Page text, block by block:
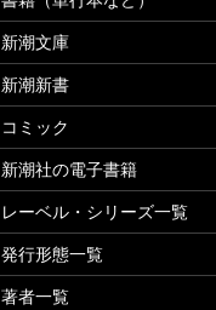
新潮文庫
新潮新書
コミック
新潮社の電子書籍
レーベル・シリーズ一覧
発行形態一覧
著者一覧